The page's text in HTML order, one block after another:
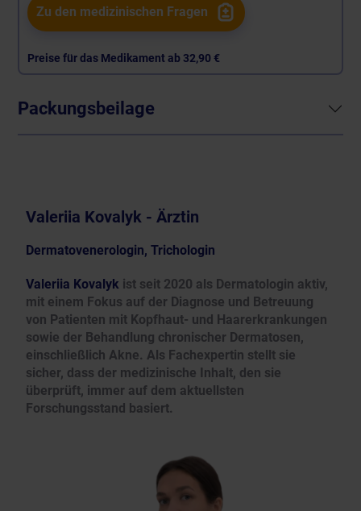
Zu den medizinischen Fragen
Preise für das Medikament ab 32,90 €
Packungsbeilage
Valeriia Kovalyk - Ärztin
Dermatovenerologin, Trichologin
Valeriia Kovalyk ist seit 2020 als Dermatologin aktiv,
mit einem Fokus auf der Diagnose und Betreuung
von Patienten mit Kopfhaut- und Haarerkrankungen
sowie der Behandlung chronischer Dermatosen,
einschließlich Akne. Als Fachexpertin stellt sie
sicher, dass der medizinische Inhalt, den sie
überprüft, immer auf dem aktuellsten
Forschungsstand basiert.